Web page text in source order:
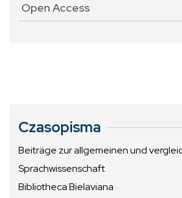
Open Access
Czasopisma
Beiträge zur allgemeinen und
Sprachwissenschaft
Bibliotheca Bielaviana